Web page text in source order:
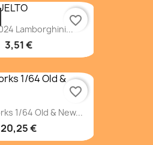
Lamborghini...
3,51 €
favorite_border
1/64 Old & New...
20,25 €
favorite_border